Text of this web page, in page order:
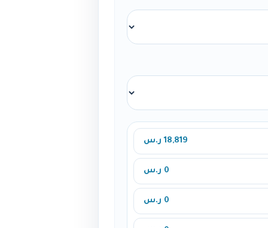
18,819 ر.س
0 ر.س
0 ر.س